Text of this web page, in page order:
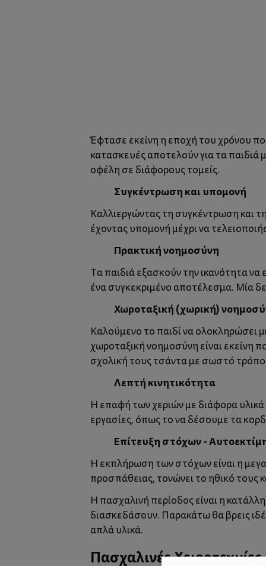
Έφτασε εκείνη η εποχή του χρόνου
κατασκευέςαποτελούν για τα παιδιά
οφέλη σε διάφορους τομείς.
Συγκέντρωση και υπομονή
Καλλιεργώντας τη συγκέντρωση και
έχοντας υπομονή μέχρι να
Πρακτική νοημοσύνη
Τα παιδιά εξασκούν την ικανότητα
ένα συγκεκριμένο αποτέλεσμα. Μία
Χωροταξική (χωρική)
Καλούμενο το παιδί να ολοκληρώσει
χωροταξική νοημοσύνη είναι εκείνη
σχολική τους τσάντα με σωστό
Λεπτή κινητικότητα
Η επαφή των χεριών με διάφορα
εργασίες, όπως το να δέσουμε τα
Επίτευξη στόχων -
Η εκπλήρωση των στόχων είναι η
προσπάθειας, τονώνει το ηθικό τους
Η πασχαλινή περίοδος είναι η
διασκεδάσουν. Παρακάτω θα βρεις
απλά υλικά.
Πασχαλινές Χειροτεχνίες